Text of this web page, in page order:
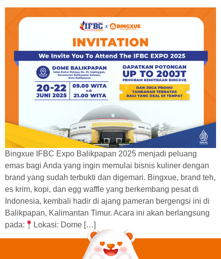
Bingxue IFBC Expo Balikpapan 2025 menjadi peluang
emas bagi Anda yang ingin memulai bisnis kuliner dengan
brand yang sudah terbukti dan digemari. Bingxue, brand teh,
es krim, kopi, dan egg waffle yang berkembang pesat di
Indonesia, kembali hadir di ajang pameran bergengsi ini di
Balikpapan, Kalimantan Timur. Acara ini akan berlangsung
pada:
Lokasi: Dome […]